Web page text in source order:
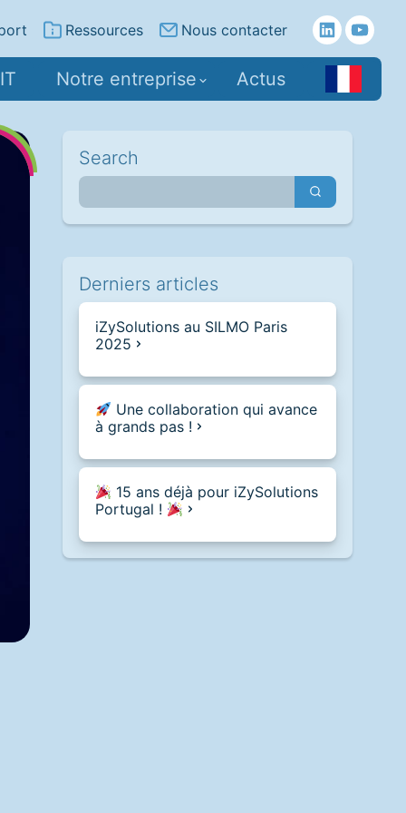
Ressources Nous contacter
Notre entreprise Actus
Search
Derniers articles
iZySolutions au SILMO Paris
2025
Une collaboration qui avance
à grands pas !
15 ans déjà pour iZySolutions
Portugal !